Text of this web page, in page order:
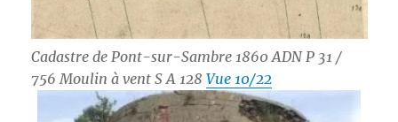
Cadastre de Pont-sur-Sambre 1860 ADN P 31 /
756 Moulin à vent S A 128 Vue 10/22